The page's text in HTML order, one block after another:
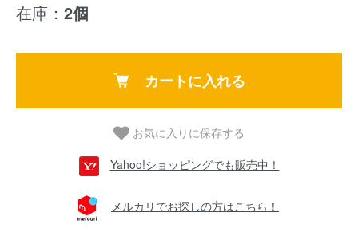
在庫： 2個
カートに入れる
お気に入りに保存する
Yahoo!ショッピングでも販売中！
メルカリでお探しの方はこちら！